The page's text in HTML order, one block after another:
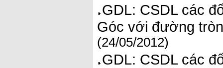
GDL: CSDL các
Góc với đường
(24/05/2012)
GDL: CSDL các